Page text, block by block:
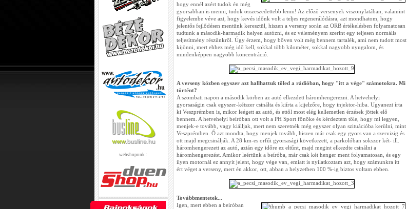
webshopunk :
hogy ennél azért tudok én még
gyorsabban is menni, tudok összeszedettebb lenni! Az előző versenyek viszonylatában, valamint
figyelembe véve azt, hogy kevés időnk volt a teljes regenerálódásra, azt mondhatom, hogy
jelentős fejlődésen mentünk keresztül, hiszen a verseny során az ORB értékelésben folyamatosan
tudtunk a második-harmadik helyen autózni, és ez véleményem szerint egy teljesen normális
teljesítmény részünkről. Úgy érzem, hogy bőven volt még bennem tartalék, ami nem tudott most
kijönni, mert ehhez még idő kell, sokkal több kilométer, sokkal nagyobb nyugalom, és
mindenképpen nagyobb koncentráció.
A verseny közben egyszer azt hallhattuk tőled a rádióban, hogy "itt a vége" számotokra. Mi
történt?
A szombati napon a második körben az autó elkezdett háromhengerezni. A hetvehelyi
gyorsaságin csak egyszer-kétszer csinálta és kiírta a kijelzőre, hogy injektor-hiba. Ugyanezt írta
ki Veszprémben is, mikor leégett az autó, és ettől most elég kellemetlen érzések jöttek elő
bennem. A hetvehelyi beíróban ott volt a PH Sport főnöke és kérdeztem tőle, hogy mi legyen,
menjek-e tovább, vagy kiálljak, mert nem szeretnék még egyszer olyan szituációba kerülni, mint
Veszprémben. Ő azt mondta, hogy menjek tovább, hiszen már csak egy gyors van a szervizig és
ott majd megcsinálják. A 28 km-es orfűi gyorsasági következett, a parkolóban sokszor két- ill.
háromhengerezett az autó, aztán egy időre ez eltűnt, majd megint elkezdte csinálni a
háromhengerezést. Amikor leértünk a beíróba, már csak két henger ment folyamatosan, és egy
ilyen motornál ez annyit jelent, hogy vége van, emiatt is nyilatkoztam azt, hogy számunkra itt
ért véget a verseny, mert én akkor, ott, abban a helyzetben 100 %-ig biztos voltam ebben.
Továbbmentetek...
Igen, mert ebben a beíróban